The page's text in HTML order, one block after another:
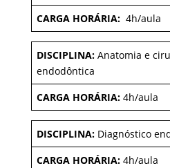
CARGA HORÁRIA:4h/aula
DISCIPLINA:Anatomia e
endodôntica
CARGA HORÁRIA:4h/aula
DISCIPLINA:Diagnóstico
CARGA HORÁRIA:4h/aula